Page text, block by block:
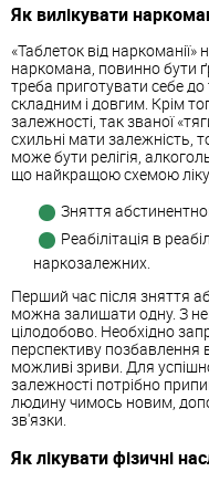
Як вилікувати
«Таблеток від наркоманії»
наркомана, повинно бути
треба приготувати себе до
складним і довгим. Крім
залежності, так званої
схильні мати залежність,
може бути релігія,
що найкращою схемою
Зняття
Реабілітація в
наркозалежних.
Перший час після зняття
можна залишати одну. З
цілодобово. Необхідно
перспективу позбавлення
можливі зриви. Для
залежності потрібно
людину чимось новим,
зв'язки.
Як лікувати фізичні